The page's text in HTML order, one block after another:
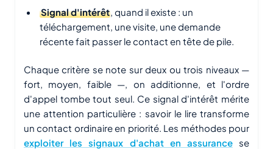
Signal d'intérêt, quand il existe : un
téléchargement, une visite, une demande
récente fait passer le contact en tête de pile.
Chaque critère se note sur deux ou trois niveaux —
fort, moyen, faible —, on additionne, et l'ordre
d'appel tombe tout seul. Ce signal d'intérêt mérite
une attention particulière : savoir le lire transforme
un contact ordinaire en priorité. Les méthodes pour
exploiter les signaux d'achat en assurancese